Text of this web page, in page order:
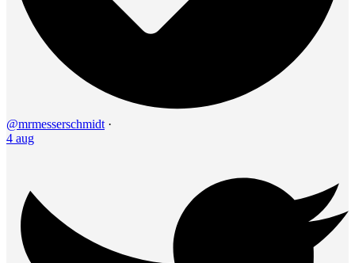
@mrmesserschmidt ·
4 aug